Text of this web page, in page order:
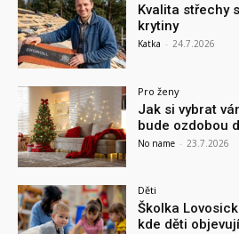
Kvalita střechy
krytiny
Katka - 24.7.2026
Pro ženy
Jak si vybrat
bude ozdobou
No name - 23.7.2026
Děti
Školka
kde děti